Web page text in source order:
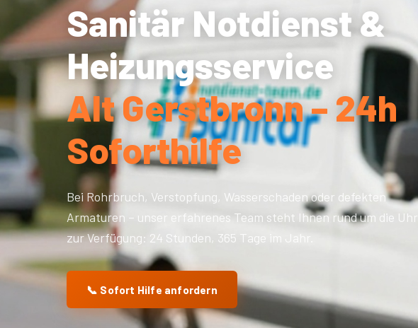
Sanitär Notdienst &
Heizungsservice
Alt Gerstbronn – 24h
Soforthilfe
Bei Rohrbruch, Verstopfung, Wasserschaden oder defekten
Armaturen – unser erfahrenes Team steht Ihnen rund um die Uhr
zur Verfügung: 24 Stunden, 365 Tage im Jahr.
📞 Sofort Hilfe anfordern